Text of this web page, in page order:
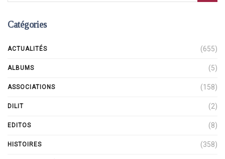
Catégories
ACTUALITÉS (655)
ALBUMS (5)
ASSOCIATIONS (158)
DILIT (2)
EDITOS (8)
HISTOIRES (358)